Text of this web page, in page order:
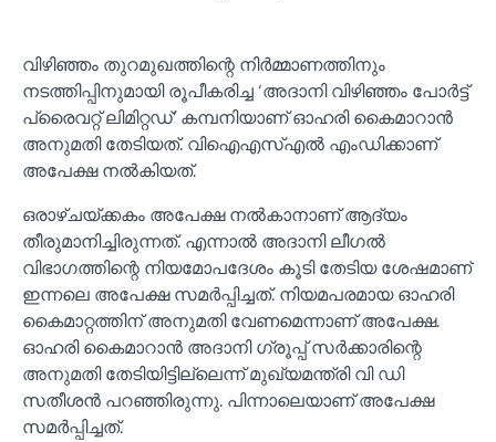
വിഴിഞ്ഞം തുറമുഖത്തിന്റെ നിര്‍മ്മാണത്തിനും
നടത്തിപ്പിനുമായി രൂപീകരിച്ച ‘അദാനി വിഴിഞ്ഞം പോര്‍ട്ട്
പ്രൈവറ്റ് ലിമിറ്റഡ്’ കമ്പനിയാണ് ഓഹരി കൈമാറാന്‍
അനുമതി തേടിയത്. വിഐഎസ്‌എല്‍ എംഡിക്കാണ്
അപേക്ഷ നല്‍കിയത്.
ഒരാഴ്ചയ്ക്കകം അപേക്ഷ നല്‍കാനാണ് ആദ്യം
തീരുമാനിച്ചിരുന്നത്. എന്നാല്‍ അദാനി ലീഗല്‍
വിഭാഗത്തിന്റെ നിയമോപദേശം കൂടി തേടിയ ശേഷമാണ്
ഇന്നലെ അപേക്ഷ സമര്‍പ്പിച്ചത്. നിയമപരമായ ഓഹരി
കൈമാറ്റത്തിന് അനുമതി വേണമെന്നാണ് അപേക്ഷ.
ഓഹരി കൈമാറാന്‍ അദാനി ഗ്രൂപ്പ് സര്‍ക്കാരിന്റെ
അനുമതി തേടിയിട്ടില്ലെന്ന് മുഖ്യമന്ത്രി വി ഡി
സതീശന്‍ പറഞ്ഞിരുന്നു. പിന്നാലെയാണ് അപേക്ഷ
സമര്‍പ്പിച്ചത്.